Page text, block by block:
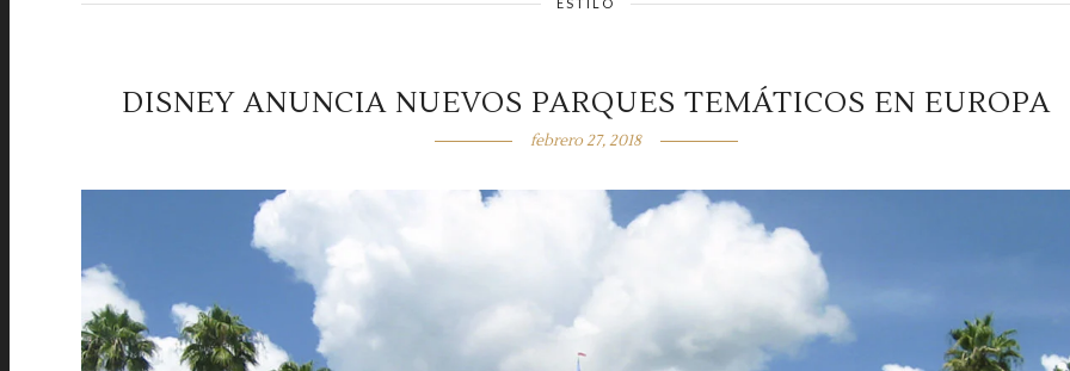
ESTILO
DISNEY ANUNCIA NUEVOS PARQUES TEMÁTICOS EN EUROPA
febrero 27, 2018